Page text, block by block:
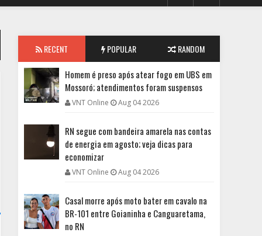
RECENT POPULAR RANDOM
Homem é preso após atear fogo em UBS em
Mossoró; atendimentos foram suspensos
VNT Online Aug 04 2026
RN segue com bandeira amarela nas contas
de energia em agosto; veja dicas para
economizar
VNT Online Aug 04 2026
Casal morre após moto bater em cavalo na
BR-101 entre Goianinha e Canguaretama,
no RN